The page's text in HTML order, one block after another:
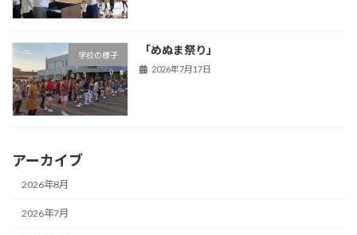
学校の様子 「めぬま祭り」
2026年7月17日
アーカイブ
2026年8月
2026年7月